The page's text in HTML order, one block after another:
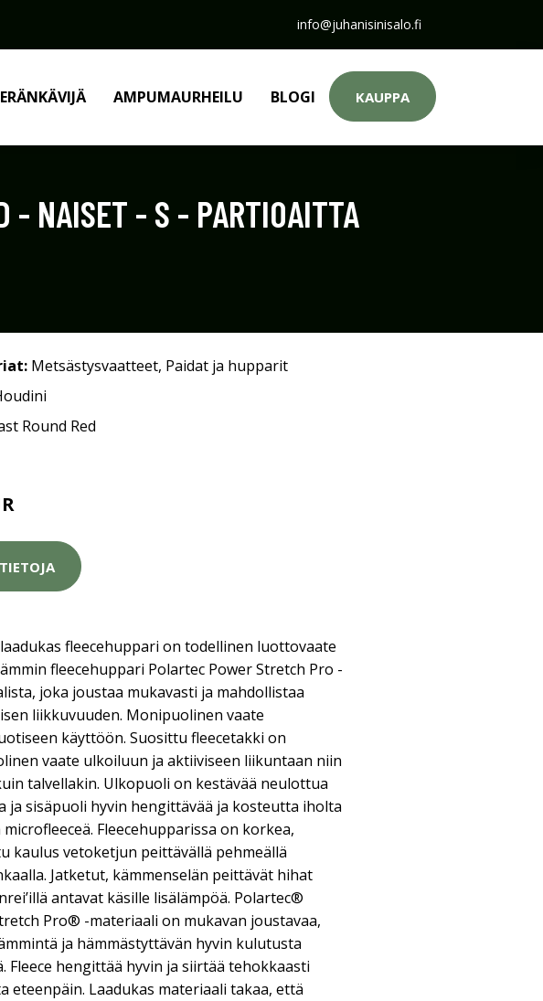
info@juhanisinisalo.fi
ERÄNKÄVIJÄ AMPUMAURHEILU BLOGI KAUPPA
- NAISET - S - PARTIOAITTA
Metsästysvaatteet, Paidat ja hupparit
Round Red
fleecehuppari on todellinen luottovaate
fleecehuppari Polartec Power Stretch Pro -
joka joustaa mukavasti ja mahdollistaa
liikkuvuuden. Monipuolinen vaate
käyttöön. Suosittu fleecetakki on
vaate ulkoiluun ja aktiiviseen liikuntaan niin
talvellakin. Ulkopuoli on kestävää neulottua
ja sisäpuoli hyvin hengittävää ja kosteutta iholta
Fleecehupparissa on korkea,
kaulus vetoketjun peittävällä pehmeällä
Jatketut, kämmenselän peittävät hihat
antavat käsille lisälämpöä. Polartec®
Pro® -materiaali on mukavan joustavaa,
ja hämmästyttävän hyvin kulutusta
Fleece hengittää hyvin ja siirtää tehokkaasti
eteenpäin. Laadukas materiaali takaa, että